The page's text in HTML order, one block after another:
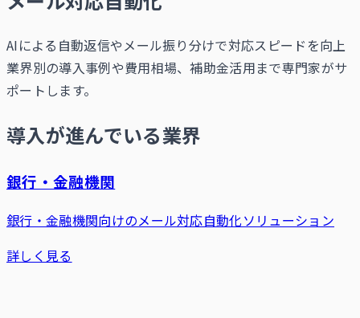
AIによる自動返信やメール振り分けで対応スピードを向上
業界別の導入事例や費用相場、補助金活用まで専門家がサ
ポートします。
導入が進んでいる業界
銀行・金融機関
銀行・金融機関向けのメール対応自動化ソリューション
詳しく見る